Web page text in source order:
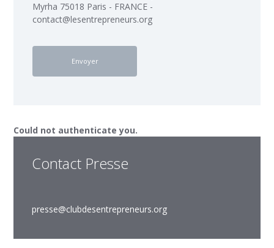
Myrha 75018 Paris - FRANCE -
contact@lesentrepreneurs.org
Could not authenticate you.
Contact Presse
presse@clubdesentrepreneurs.org